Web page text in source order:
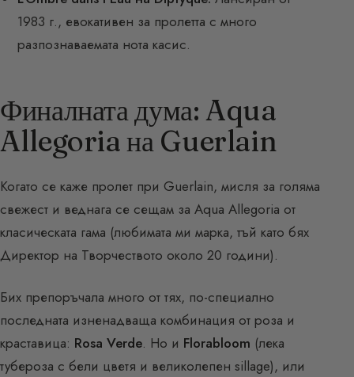
1983 г., евокативен за пролетта с много
разпознаваемата нота касис.
Финалната дума: Aqua
Allegoria на Guerlain
Когато се каже пролет при Guerlain, мисля за голяма
свежест и веднага се сещам за Aqua Allegoria от
класическата гама (любимата ми марка, тъй като бях
Директор на Творчеството около 20 години).
Бих препоръчала много от тях, по-специално
последната изненадваща комбинация от роза и
краставица: Rosa Verde. Но и Florabloom (лека
тубероза с бели цветя и великолепен sillage), или